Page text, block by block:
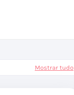
Mostrar tudo